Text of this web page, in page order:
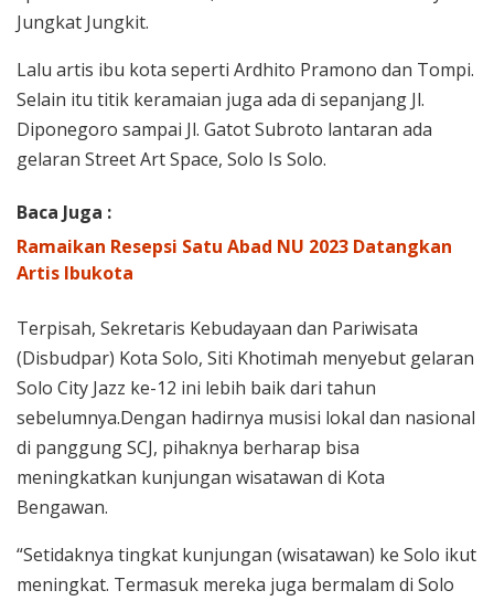
Jungkat Jungkit.
Lalu artis ibu kota seperti Ardhito Pramono dan Tompi.
Selain itu titik keramaian juga ada di sepanjang Jl.
Diponegoro sampai Jl. Gatot Subroto lantaran ada
gelaran Street Art Space, Solo Is Solo.
Baca Juga :
Ramaikan Resepsi Satu Abad NU 2023 Datangkan
Artis Ibukota
Terpisah, Sekretaris Kebudayaan dan Pariwisata
(Disbudpar) Kota Solo, Siti Khotimah menyebut gelaran
Solo City Jazz ke-12 ini lebih baik dari tahun
sebelumnya.Dengan hadirnya musisi lokal dan nasional
di panggung SCJ, pihaknya berharap bisa
meningkatkan kunjungan wisatawan di Kota
Bengawan.
“Setidaknya tingkat kunjungan (wisatawan) ke Solo ikut
meningkat. Termasuk mereka juga bermalam di Solo